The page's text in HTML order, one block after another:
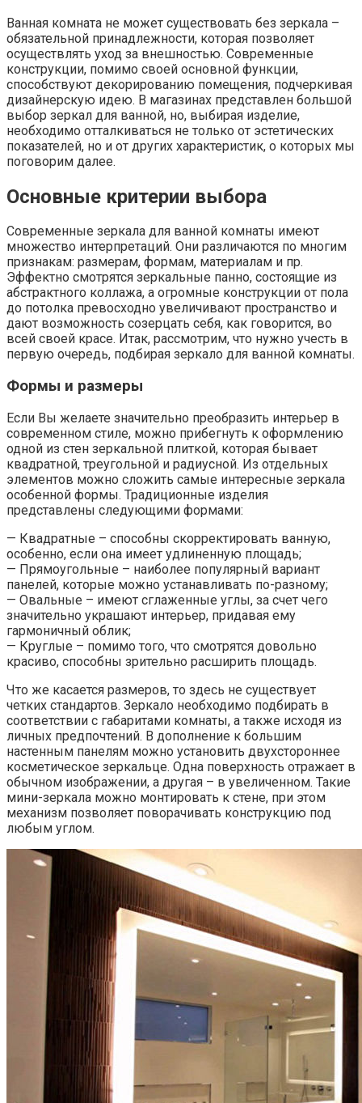
Ванная комната не может существовать без зеркала –
обязательной принадлежности, которая позволяет
осуществлять уход за внешностью. Современные
конструкции, помимо своей основной функции,
способствуют декорированию помещения, подчеркивая
дизайнерскую идею. В магазинах представлен большой
выбор зеркал для ванной, но, выбирая изделие,
необходимо отталкиваться не только от эстетических
показателей, но и от других характеристик, о которых мы
поговорим далее.
Основные критерии выбора
Современные зеркала для ванной комнаты имеют
множество интерпретаций. Они различаются по многим
признакам: размерам, формам, материалам и пр.
Эффектно смотрятся зеркальные панно, состоящие из
абстрактного коллажа, а огромные конструкции от пола
до потолка превосходно увеличивают пространство и
дают возможность созерцать себя, как говорится, во
всей своей красе. Итак, рассмотрим, что нужно учесть в
первую очередь, подбирая зеркало для ванной комнаты.
Формы и размеры
Если Вы желаете значительно преобразить интерьер в
современном стиле, можно прибегнуть к оформлению
одной из стен зеркальной плиткой, которая бывает
квадратной, треугольной и радиусной. Из отдельных
элементов можно сложить самые интересные зеркала
особенной формы. Традиционные изделия
представлены следующими формами:
— Квадратные – способны скорректировать ванную,
особенно, если она имеет удлиненную площадь;
— Прямоугольные – наиболее популярный вариант
панелей, которые можно устанавливать по-разному;
— Овальные – имеют сглаженные углы, за счет чего
значительно украшают интерьер, придавая ему
гармоничный облик;
— Круглые – помимо того, что смотрятся довольно
красиво, способны зрительно расширить площадь.
Что же касается размеров, то здесь не существует
четких стандартов. Зеркало необходимо подбирать в
соответствии с габаритами комнаты, а также исходя из
личных предпочтений. В дополнение к большим
настенным панелям можно установить двухстороннее
косметическое зеркальце. Одна поверхность отражает в
обычном изображении, а другая – в увеличенном. Такие
мини-зеркала можно монтировать к стене, при этом
механизм позволяет поворачивать конструкцию под
любым углом.